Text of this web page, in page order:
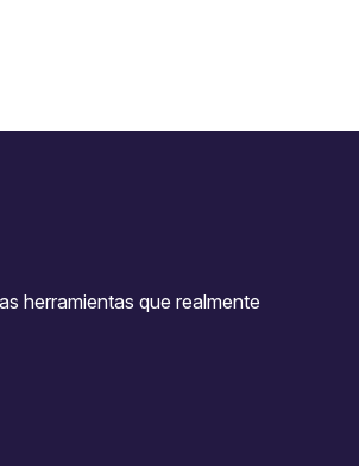
herramientas que realmente